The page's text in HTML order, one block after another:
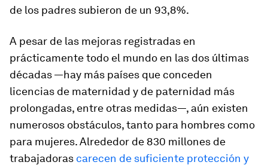
de los padres subieron de un 93,8%.
A pesar de las mejoras registradas en
prácticamente todo el mundo en las dos últimas
décadas —hay más países que conceden
licencias de maternidad y de paternidad más
prolongadas, entre otras medidas—, aún existen
numerosos obstáculos, tanto para hombres como
para mujeres. Alrededor de 830 millones de
trabajadoras carecen de suficiente protección y